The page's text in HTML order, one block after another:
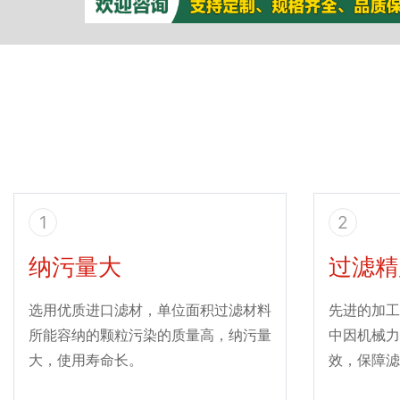
1
纳污量大
选用优质进口滤材，单位面积过滤材料
所能容纳的颗粒污染的质量高，纳污量
大，使用寿命长。
2
过滤
先进的加
中因机械
效，保障